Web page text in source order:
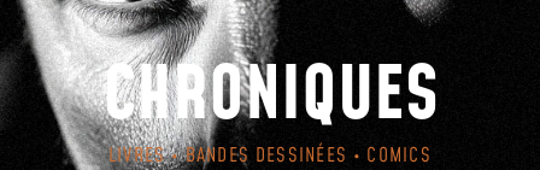
CHRONIQUES
LIVRES • BANDES DESSINÉES • COMICS